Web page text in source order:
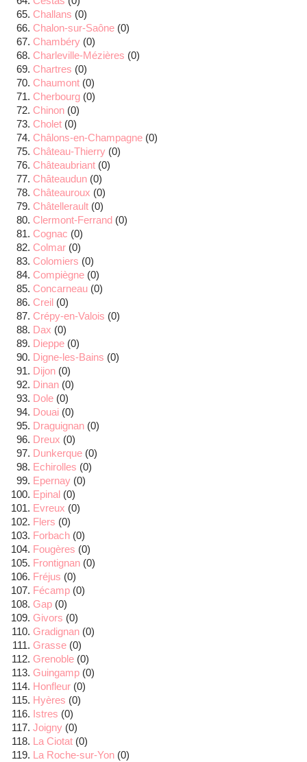
Challans (0)
Chalon-sur-Saône (0)
Chambéry (0)
Charleville-Mézières (0)
Chartres (0)
Chaumont (0)
Cherbourg (0)
Chinon (0)
Cholet (0)
Châlons-en-Champagne (0)
Château-Thierry (0)
Châteaubriant (0)
Châteaudun (0)
Châteauroux (0)
Châtellerault (0)
Clermont-Ferrand (0)
Cognac (0)
Colmar (0)
Colomiers (0)
Compiègne (0)
Concarneau (0)
Creil (0)
Crépy-en-Valois (0)
Dax (0)
Dieppe (0)
Digne-les-Bains (0)
Dijon (0)
Dinan (0)
Dole (0)
Douai (0)
Draguignan (0)
Dreux (0)
Dunkerque (0)
Echirolles (0)
Epernay (0)
Epinal (0)
Evreux (0)
Flers (0)
Forbach (0)
Fougères (0)
Frontignan (0)
Fréjus (0)
Fécamp (0)
Gap (0)
Givors (0)
Gradignan (0)
Grasse (0)
Grenoble (0)
Guingamp (0)
Honfleur (0)
Hyères (0)
Istres (0)
Joigny (0)
La Ciotat (0)
La Roche-sur-Yon (0)